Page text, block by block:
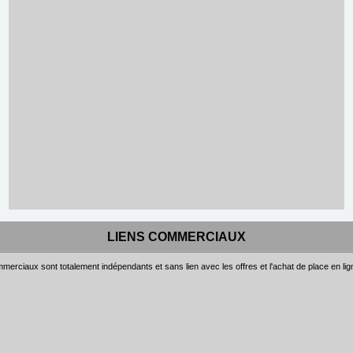
LIENS COMMERCIAUX
sont totalement indépendants et sans lien avec les offres et l'achat de place en